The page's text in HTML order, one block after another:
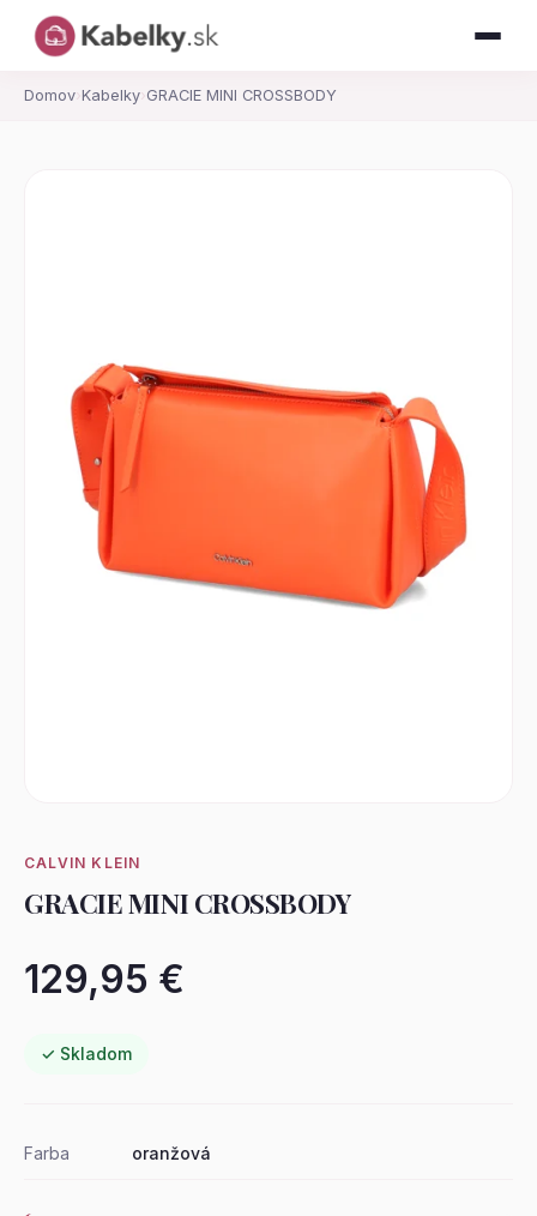
Domov› Kabelky› GRACIE MINI CROSSBODY
CALVIN KLEIN
GRACIE MINI CROSSBODY
129,95 €
✓ Skladom
Farba oranžová